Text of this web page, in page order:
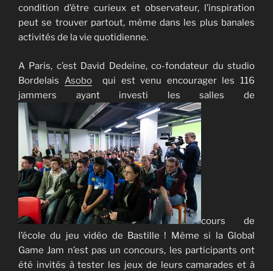
condition d’être curieux et observateur, l’inspiration
peut se trouver partout, même dans les plus banales
activités de la vie quotidienne.
A Paris, c’est David Dedeine, co-fondateur du studio
Bordelais Asoboqui est venu encourager les 116
jammers ayant investi les salles de
cours de
l’école du jeu vidéo de Bastille ! Même si la Global
Game Jam n’est pas un concours, les participants ont
été invités à tester les jeux de leurs camarades et à